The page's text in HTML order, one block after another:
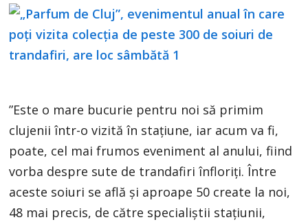
”Este o mare bucurie pentru noi să primim
clujenii într-o vizită în stațiune, iar acum va fi,
poate, cel mai frumos eveniment al anului, fiind
vorba despre sute de trandafiri înfloriți. Între
aceste soiuri se află și aproape 50 create la noi,
48 mai precis, de către specialiștii stațiunii,